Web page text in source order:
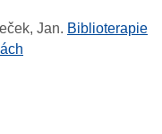
Jan. Biblioterapie